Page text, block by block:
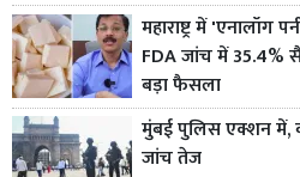
महाराष्ट्र में 'एनालॉग
FDA जांच में 35.4%
बड़ा फैसला
मुंबई पुलिस एक्शन में,
जांच तेज